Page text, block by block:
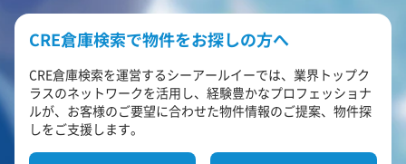
CRE倉庫検索で物件をお探しの方へ
CRE倉庫検索を運営するシーアールイーでは、業界トップク
ラスのネットワークを活用し、経験豊かなプロフェッショナ
ルが、お客様のご要望に合わせた物件情報のご提案、物件探
しをご支援します。